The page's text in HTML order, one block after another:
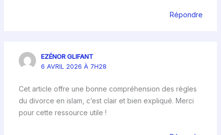
Répondre
EZÉNOR GLIFANT
6 AVRIL 2026 À 7H28
Cet article offre une bonne compréhension des règles
du divorce en islam, c’est clair et bien expliqué. Merci
pour cette ressource utile !